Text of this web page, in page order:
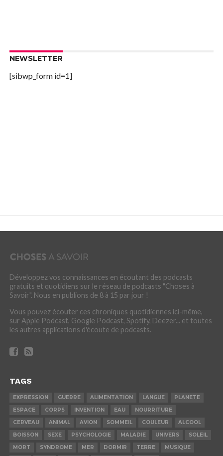
NEWSLETTER
[sibwp_form id=1]
Développez vos connaissances en écoutant des podcasts
gratuits et quotidiens sur le réseau de podcasts "Choses à
Savoir". Nous en publions de 8 à 15 par jour !
Vous pouvez écouter ces chroniques quotidiennes ici-même,
sur Apple Podcast, Google Podcast, Spotify, Deezer... et toutes
les autres applications d'écoute de podcasts.
TAGS
EXPRESSION GUERRE ALIMENTATION LANGUE
PLANETE
ESPACE
CORPS INVENTION EAU
NOURRITURE
CERVEAU
ANIMAL AVION SOMMEIL COULEUR
ALCOOL
BOISSON
SEXE PSYCHOLOGIE MALADIE UNIVERS
SOLEIL
MORT
SYNDROME MER DORMIR TERRE MUSIQUE